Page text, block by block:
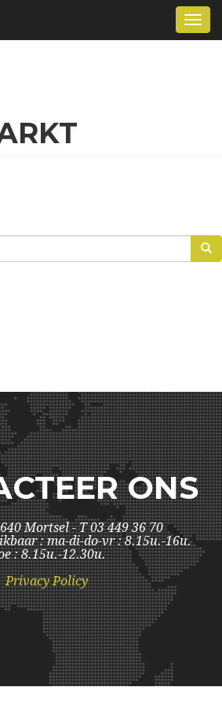
ONS
Mortsel - T 03 449 36 70
: ma-di-do-vr : 8.15u.-16u.
: 8.15u.-12.30u.
Privacy Policy